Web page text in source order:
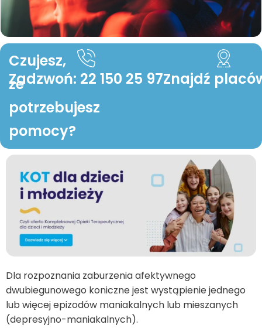
Czujesz,
że
potrzebujesz
pomocy?
Zadzwoń: 22 150 25 97Znajdź
Dla rozpoznania zaburzenia afektywnego
dwubiegunowego koniczne jest wystąpienie jednego
lub więcej epizodów maniakalnych lub mieszanych
(depresyjno-maniakalnych).